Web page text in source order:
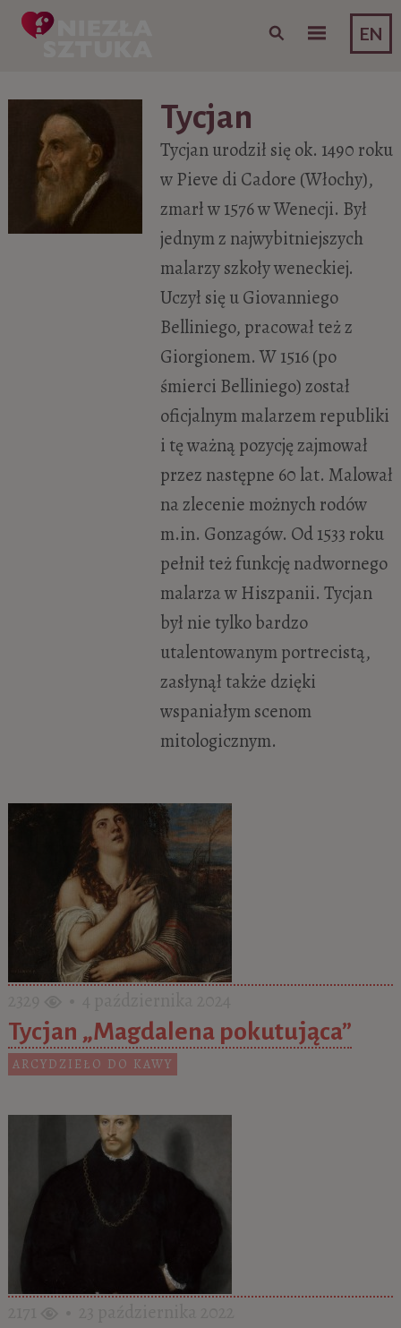
EN
Skip to content
Tycjan
Tycjan urodził się ok. 1490 roku
w Pieve di Cadore (Włochy),
zmarł w 1576 w Wenecji. Był
jednym z najwybitniejszych
malarzy szkoły weneckiej.
Uczył się u Giovanniego
Belliniego, pracował też z
Giorgionem. W 1516 (po
śmierci Belliniego) został
oficjalnym malarzem republiki
i tę ważną pozycję zajmował
przez następne 60 lat. Malował
na zlecenie możnych rodów
m.in. Gonzagów. Od 1533 roku
pełnił też funkcję nadwornego
malarza w Hiszpanii. Tycjan
był nie tylko bardzo
utalentowanym portrecistą,
zasłynął także dzięki
wspaniałym scenom
mitologicznym.
Tycjan „Magdalena pokutująca”
ARCYDZIEŁO DO KAWY